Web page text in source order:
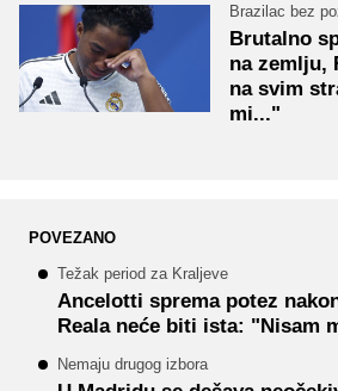
Brazilac bez
Brutalno
na zemlju,
na svim
mi..."
POVEZANO
Težak period za Kraljeve
Ancelotti sprema potez
Reala neće biti ista: "Nisam
Nemaju drugog izbora